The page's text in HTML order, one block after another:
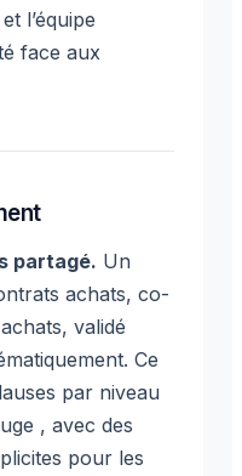
l’équipe
face aux
partagé. Un
achats, co-
validé
Ce
par niveau
, avec des
pour les